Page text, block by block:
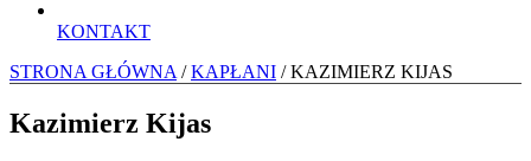
KONTAKT
STRONA GŁÓWNA /KAPŁANI / KAZIMIERZ KIJAS
Kazimierz Kijas